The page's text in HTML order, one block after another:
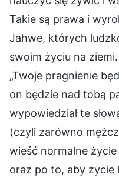
Takie są prawa i
Jahwe, których
swoim życiu na
„Twoje pragnienie
on będzie nad tobą
wypowiedział te
(czyli zarówno
wieść normalne
oraz po to, aby życie